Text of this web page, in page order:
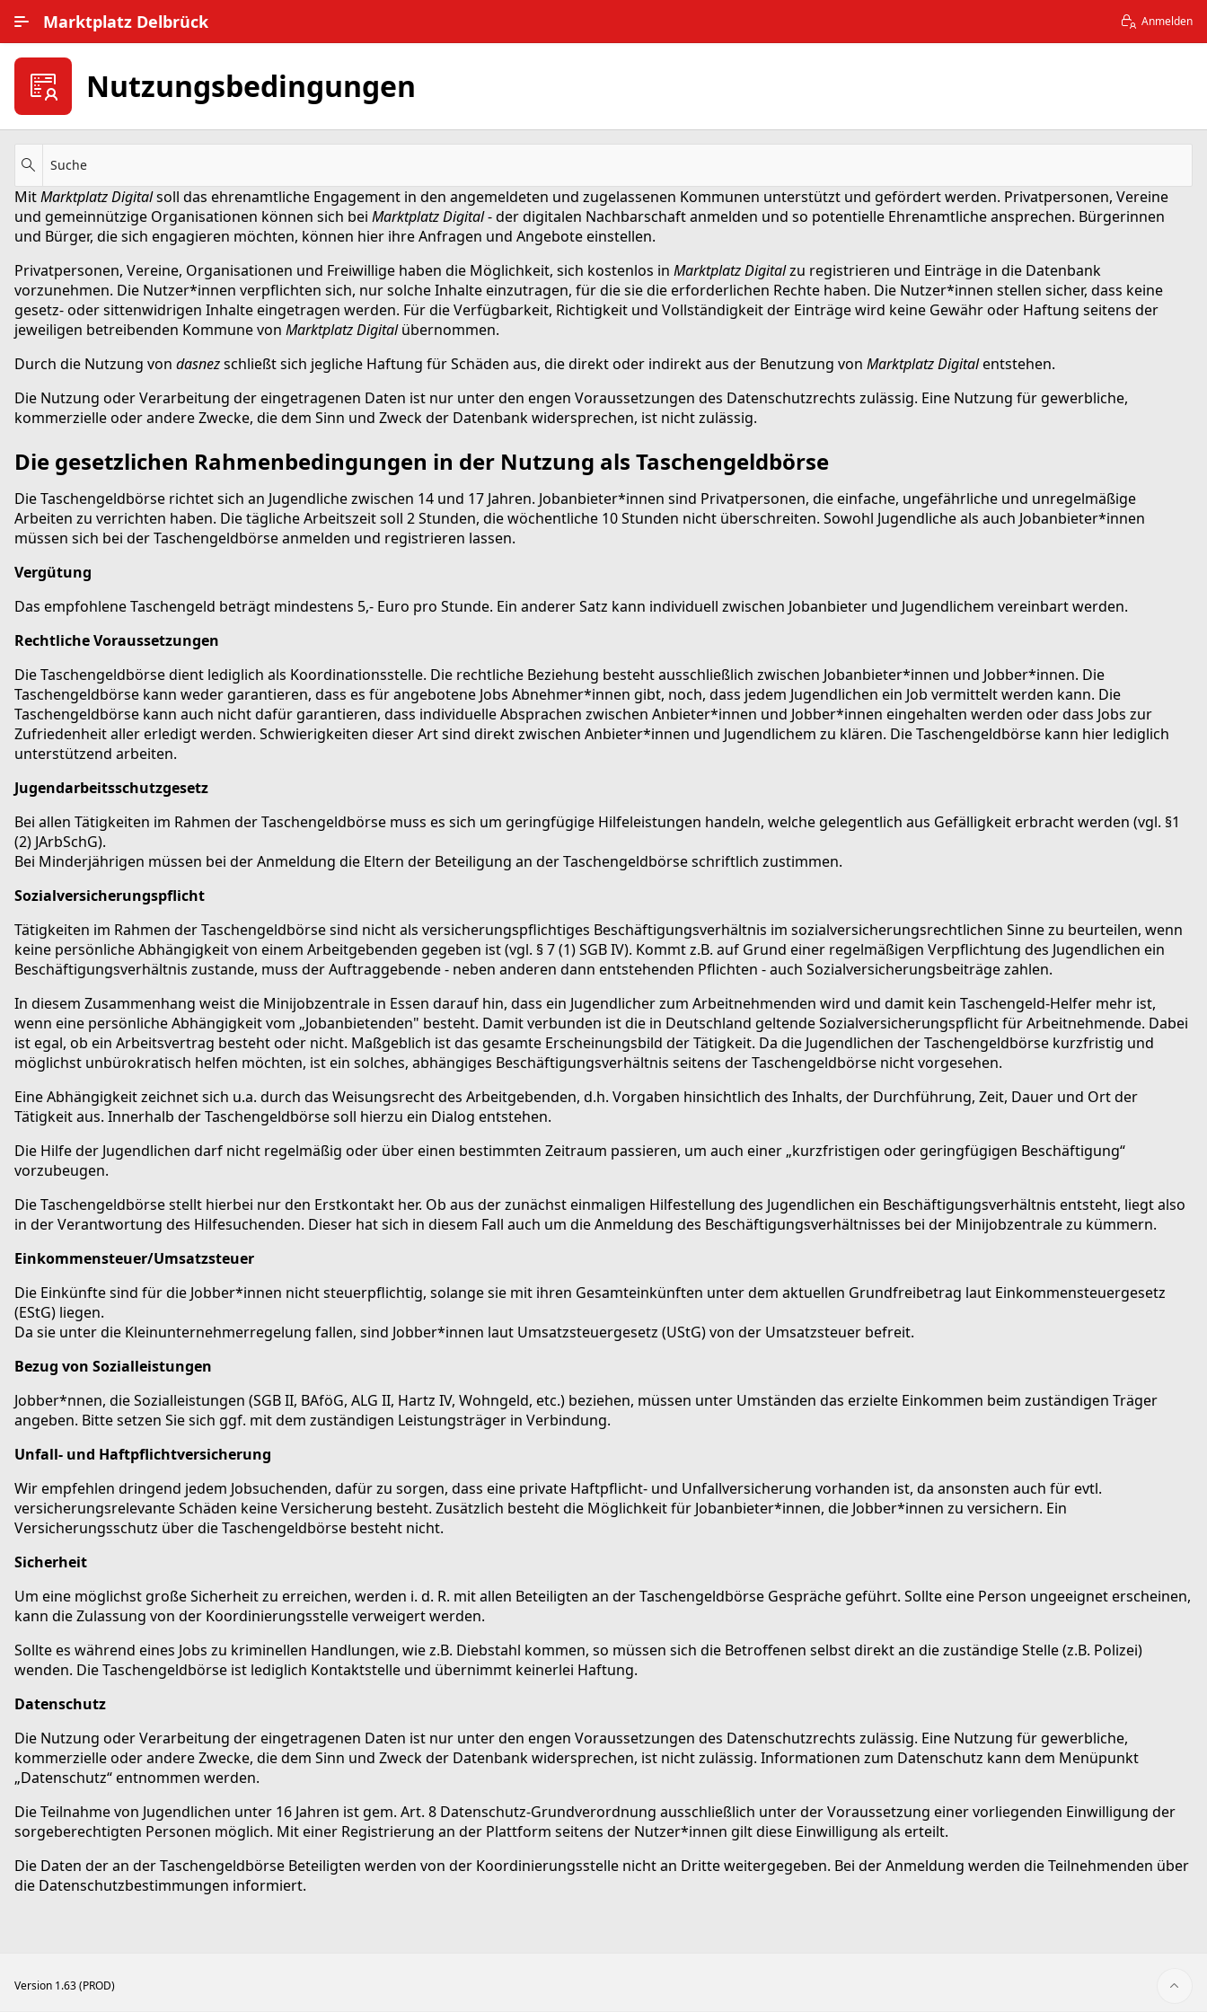
Marktplatz Delbrück Anmelden
Alle Ortsteile
Impressum
Nutzungsbedingungen
Datenschutz
Nutzungsbedingungen
Suche
MitMarktplatz Digitalsoll das ehrenamtliche Engagement in den angemeldeten und zugelassenen Kommunen unterstützt und gefördert werden. Privatpersonen, Vereine
und gemeinnützige Organisationen können sich bei Marktplatz Digital- der digitalen Nachbarschaft anmelden und so potentielle Ehrenamtliche ansprechen. Bürgerinnen
und Bürger, die sich engagieren möchten, können hier ihre Anfragen und Angebote einstellen.
Privatpersonen, Vereine, Organisationen und Freiwillige haben die Möglichkeit, sich kostenlos in Marktplatz Digitalzu registrieren und Einträge in die Datenbank
vorzunehmen. Die Nutzer*innen verpflichten sich, nur solche Inhalte einzutragen, für die sie die erforderlichen Rechte haben. Die Nutzer*innen stellen sicher, dass keine
gesetz- oder sittenwidrigen Inhalte eingetragen werden. Für die Verfügbarkeit, Richtigkeit und Vollständigkeit der Einträge wird keine Gewähr oder Haftung seitens der
jeweiligen betreibenden Kommune von Marktplatz Digitalübernommen.
Durch die Nutzung von dasnezschließt sich jegliche Haftung für Schäden aus, die direkt oder indirekt aus der Benutzung von Marktplatz Digitalentstehen.
Die Nutzung oder Verarbeitung der eingetragenen Daten ist nur unter den engen Voraussetzungen des Datenschutzrechts zulässig. Eine Nutzung für gewerbliche,
kommerzielle oder andere Zwecke, die dem Sinn und Zweck der Datenbank widersprechen, ist nicht zulässig.
Die gesetzlichen Rahmenbedingungen in der Nutzung als Taschengeldbörse
Die Taschengeldbörse richtet sich an Jugendliche zwischen 14 und 17 Jahren. Jobanbieter*innen sind Privatpersonen, die einfache, ungefährliche und unregelmäßige
Arbeiten zu verrichten haben. Die tägliche Arbeitszeit soll 2 Stunden, die wöchentliche 10 Stunden nicht überschreiten. Sowohl Jugendliche als auch Jobanbieter*innen
müssen sich bei der Taschengeldbörse anmelden und registrieren lassen.
Vergütung
Das empfohlene Taschengeld beträgt mindestens 5,- Euro pro Stunde. Ein anderer Satz kann individuell zwischen Jobanbieter und Jugendlichem vereinbart werden.
Rechtliche Voraussetzungen
Die Taschengeldbörse dient lediglich als Koordinationsstelle. Die rechtliche Beziehung besteht ausschließlich zwischen Jobanbieter*innen und Jobber*innen. Die
Taschengeldbörse kann weder garantieren, dass es für angebotene Jobs Abnehmer*innen gibt, noch, dass jedem Jugendlichen ein Job vermittelt werden kann. Die
Taschengeldbörse kann auch nicht dafür garantieren, dass individuelle Absprachen zwischen Anbieter*innen und Jobber*innen eingehalten werden oder dass Jobs zur
Zufriedenheit aller erledigt werden. Schwierigkeiten dieser Art sind direkt zwischen Anbieter*innen und Jugendlichem zu klären. Die Taschengeldbörse kann hier lediglich
unterstützend arbeiten.
Jugendarbeitsschutzgesetz
Bei allen Tätigkeiten im Rahmen der Taschengeldbörse muss es sich um geringfügige Hilfeleistungen handeln, welche gelegentlich aus Gefälligkeit erbracht werden (vgl. §1
(2) JArbSchG).
Bei Minderjährigen müssen bei der Anmeldung die Eltern der Beteiligung an der Taschengeldbörse schriftlich zustimmen.
Sozialversicherungspflicht
Tätigkeiten im Rahmen der Taschengeldbörse sind nicht als versicherungspflichtiges Beschäftigungsverhältnis im sozialversicherungsrechtlichen Sinne zu beurteilen, wenn
keine persönliche Abhängigkeit von einem Arbeitgebenden gegeben ist (vgl. § 7 (1) SGB IV). Kommt z.B. auf Grund einer regelmäßigen Verpflichtung des Jugendlichen ein
Beschäftigungsverhältnis zustande, muss der Auftraggebende - neben anderen dann entstehenden Pflichten - auch Sozialversicherungsbeiträge zahlen.
In diesem Zusammenhang weist die Minijobzentrale in Essen darauf hin, dass ein Jugendlicher zum Arbeitnehmenden wird und damit kein Taschengeld-Helfer mehr ist,
wenn eine persönliche Abhängigkeit vom „Jobanbietenden" besteht. Damit verbunden ist die in Deutschland geltende Sozialversicherungspflicht für Arbeitnehmende. Dabei
ist egal, ob ein Arbeitsvertrag besteht oder nicht. Maßgeblich ist das gesamte Erscheinungsbild der Tätigkeit. Da die Jugendlichen der Taschengeldbörse kurzfristig und
möglichst unbürokratisch helfen möchten, ist ein solches, abhängiges Beschäftigungsverhältnis seitens der Taschengeldbörse nicht vorgesehen.
Eine Abhängigkeit zeichnet sich u.a. durch das Weisungsrecht des Arbeitgebenden, d.h. Vorgaben hinsichtlich des Inhalts, der Durchführung, Zeit, Dauer und Ort der
Tätigkeit aus. Innerhalb der Taschengeldbörse soll hierzu ein Dialog entstehen.
Die Hilfe der Jugendlichen darf nicht regelmäßig oder über einen bestimmten Zeitraum passieren, um auch einer „kurzfristigen oder geringfügigen Beschäftigung“
vorzubeugen.
Die Taschengeldbörse stellt hierbei nur den Erstkontakt her. Ob aus der zunächst einmaligen Hilfestellung des Jugendlichen ein Beschäftigungsverhältnis entsteht, liegt also
in der Verantwortung des Hilfesuchenden. Dieser hat sich in diesem Fall auch um die Anmeldung des Beschäftigungsverhältnisses bei der Minijobzentrale zu kümmern.
Einkommensteuer/Umsatzsteuer
Die Einkünfte sind für die Jobber*innen nicht steuerpflichtig, solange sie mit ihren Gesamteinkünften unter dem aktuellen Grundfreibetrag laut Einkommensteuergesetz
(EStG) liegen.
Da sie unter die Kleinunternehmerregelung fallen, sind Jobber*innen laut Umsatzsteuergesetz (UStG) von der Umsatzsteuer befreit.
Bezug von Sozialleistungen
Jobber*nnen, die Sozialleistungen (SGB II, BAföG, ALG II, Hartz IV, Wohngeld, etc.) beziehen, müssen unter Umständen das erzielte Einkommen beim zuständigen Träger
angeben. Bitte setzen Sie sich ggf. mit dem zuständigen Leistungsträger in Verbindung.
Unfall- und Haftpflichtversicherung
Wir empfehlen dringend jedem Jobsuchenden, dafür zu sorgen, dass eine private Haftpflicht- und Unfallversicherung vorhanden ist, da ansonsten auch für evtl.
versicherungsrelevante Schäden keine Versicherung besteht. Zusätzlich besteht die Möglichkeit für Jobanbieter*innen, die Jobber*innen zu versichern. Ein
Versicherungsschutz über die Taschengeldbörse besteht nicht.
Sicherheit
Um eine möglichst große Sicherheit zu erreichen, werden i. d. R. mit allen Beteiligten an der Taschengeldbörse Gespräche geführt. Sollte eine Person ungeeignet erscheinen,
kann die Zulassung von der Koordinierungsstelle verweigert werden.
Sollte es während eines Jobs zu kriminellen Handlungen, wie z.B. Diebstahl kommen, so müssen sich die Betroffenen selbst direkt an die zuständige Stelle (z.B. Polizei)
wenden. Die Taschengeldbörse ist lediglich Kontaktstelle und übernimmt keinerlei Haftung.
Datenschutz
Die Nutzung oder Verarbeitung der eingetragenen Daten ist nur unter den engen Voraussetzungen des Datenschutzrechts zulässig. Eine Nutzung für gewerbliche,
kommerzielle oder andere Zwecke, die dem Sinn und Zweck der Datenbank widersprechen, ist nicht zulässig. Informationen zum Datenschutz kann dem Menüpunkt
„Datenschutz“ entnommen werden.
Die Teilnahme von Jugendlichen unter 16 Jahren ist gem. Art. 8 Datenschutz-Grundverordnung ausschließlich unter der Voraussetzung einer vorliegenden Einwilligung der
sorgeberechtigten Personen möglich. Mit einer Registrierung an der Plattform seitens der Nutzer*innen gilt diese Einwilligung als erteilt.
Die Daten der an der Taschengeldbörse Beteiligten werden von der Koordinierungsstelle nicht an Dritte weitergegeben. Bei der Anmeldung werden die Teilnehmenden über
die Datenschutzbestimmungen informiert.
Version 1.63 (PROD)